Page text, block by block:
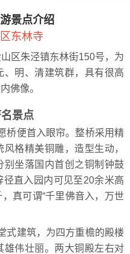
景点介绍
东林寺
朱泾镇东林街150号，为
明、清建筑群，具有很高
佛像。
景点
便首入眼帘。整桥采用精
格精美铜雕，造型生动，
别坐落国内首创之铜制钟鼓
直入园内可见至20余米高
真可谓“千里佛音入，万世
建筑，为四方重檐的殿楼
雄伟壮丽。两大铜殿左右对